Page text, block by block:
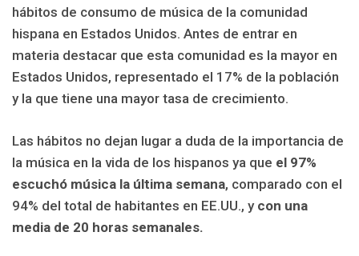
hábitos de consumo de música de la comunidad
hispana en Estados Unidos. Antes de entrar en
materia destacar que esta comunidad es la mayor en
Estados Unidos, representado el 17% de la población
y la que tiene una mayor tasa de crecimiento.
Las hábitos no dejan lugar a duda de la importancia de
la música en la vida de los hispanos ya que el 97%
escuchó música la última semana, comparado con el
94% del total de habitantes en EE.UU., y con una
media de 20 horas semanales.